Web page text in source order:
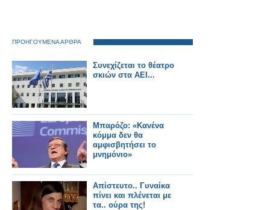
ΠΡΟΗΓΟΥΜΕΝΑ ΑΡΘΡΑ
Συνεχίζεται το θέατρο
σκιών στα ΑΕΙ...
Μπαρόζο: «Κανένα
κόμμα δεν θα
αμφισβητήσει το
μνημόνιο»
Απίστευτο.. Γυναίκα
πίνει και πλένεται με
τα.. ούρα της!